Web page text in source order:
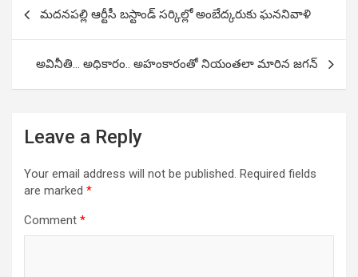
navigation
మదనపల్లి ఆర్టీసీ బస్టాండ్ సర్కిల్లో అంబేద్కరుకు ఘననివాళి
అవినీతి… అధికారం.. అహంకారంతో నియంతలా మారిన జగన్
Leave a Reply
Your email address will not be published. Required fields
are marked *
Comment *